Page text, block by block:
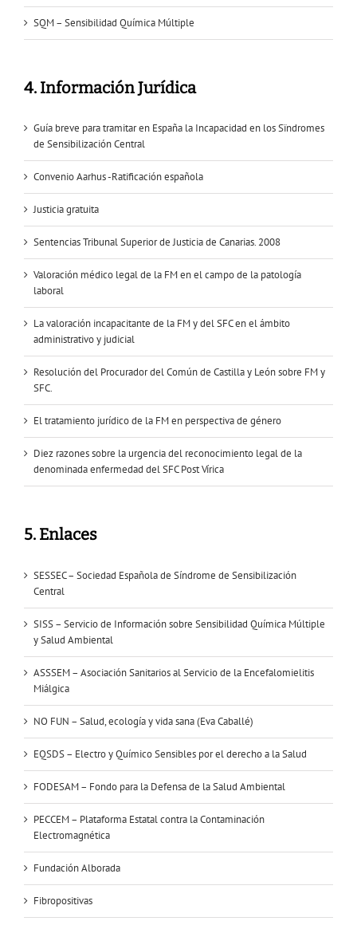
SQM – Sensibilidad Química Múltiple
4. Información Jurídica
Guía breve para tramitar en España la Incapacidad en los Sïndromes
de Sensibilización Central
Convenio Aarhus -Ratificación española
Justicia gratuita
Sentencias Tribunal Superior de Justicia de Canarias. 2008
Valoración médico legal de la FM en el campo de la patología
laboral
La valoración incapacitante de la FM y del SFC en el ámbito
administrativo y judicial
Resolución del Procurador del Común de Castilla y León sobre FM y
SFC.
El tratamiento jurídico de la FM en perspectiva de género
Diez razones sobre la urgencia del reconocimiento legal de la
denominada enfermedad del SFC Post Vírica
5. Enlaces
SESSEC – Sociedad Española de Síndrome de Sensibilización
Central
SISS – Servicio de Información sobre Sensibilidad Química Múltiple
y Salud Ambiental
ASSSEM – Asociación Sanitarios al Servicio de la Encefalomielitis
Miálgica
NO FUN – Salud, ecología y vida sana (Eva Caballé)
EQSDS – Electro y Químico Sensibles por el derecho a la Salud
FODESAM – Fondo para la Defensa de la Salud Ambiental
PECCEM – Plataforma Estatal contra la Contaminación
Electromagnética
Fundación Alborada
Fibropositivas